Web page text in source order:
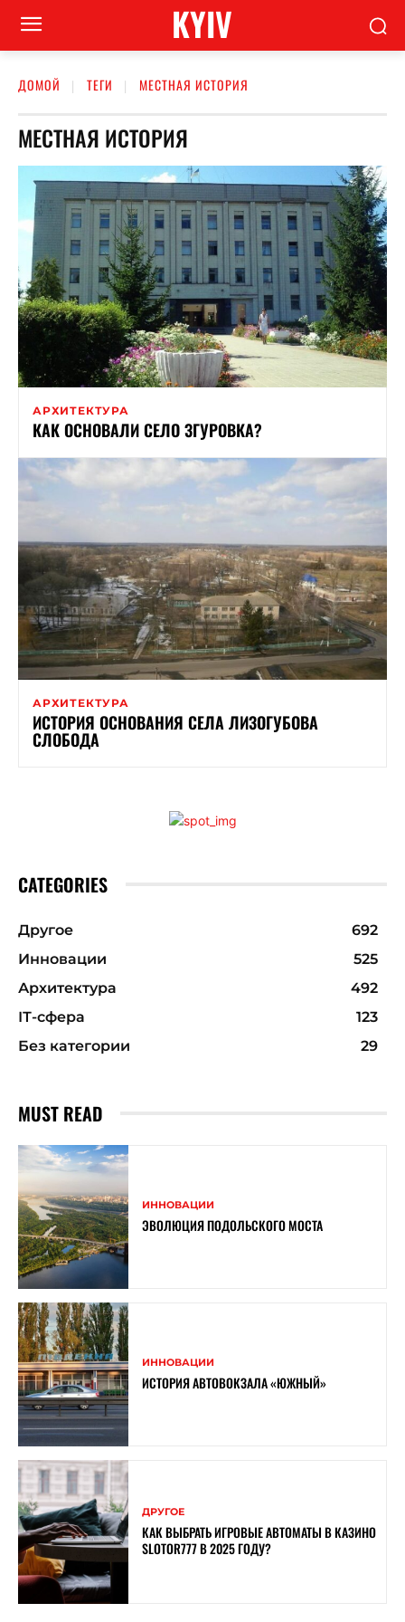
KYIV
ДОМОЙ ТЕГИ МЕСТНАЯ ИСТОРИЯ
МЕСТНАЯ ИСТОРИЯ
АРХИТЕКТУРА
КАК ОСНОВАЛИ СЕЛО ЗГУРОВКА?
АРХИТЕКТУРА
ИСТОРИЯ ОСНОВАНИЯ СЕЛА ЛИЗОГУБОВА
СЛОБОДА
CATEGORIES
Другое
692
Инновации
525
Архитектура
492
ІТ-сфера
123
Без категории
29
MUST READ
ИННОВАЦИИ
ЭВОЛЮЦИЯ ПОДОЛЬСКОГО МОСТА
ИННОВАЦИИ
ИСТОРИЯ АВТОВОКЗАЛА «ЮЖНЫЙ»
ДРУГОЕ
КАК ВЫБРАТЬ ИГРОВЫЕ АВТОМАТЫ В КАЗИНО
SLOTOR777 В 2025 ГОДУ?